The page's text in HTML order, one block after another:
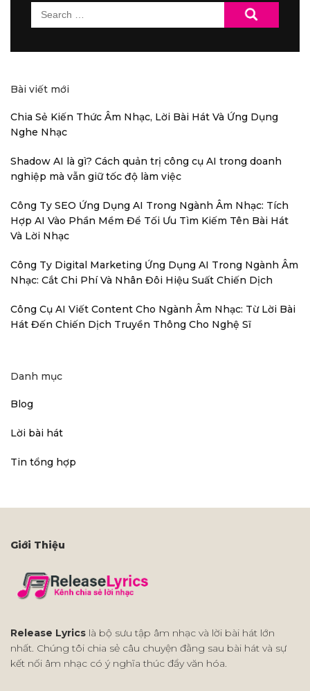
Search
for:
Bài viết mới
Chia Sẻ Kiến Thức Âm Nhạc, Lời Bài Hát Và Ứng Dụng
Nghe Nhạc
Shadow AI là gì? Cách quản trị công cụ AI trong doanh
nghiệp mà vẫn giữ tốc độ làm việc
Công Ty SEO Ứng Dụng AI Trong Ngành Âm Nhạc: Tích
Hợp AI Vào Phần Mềm Để Tối Ưu Tìm Kiếm Tên Bài Hát
Và Lời Nhạc
Công Ty Digital Marketing Ứng Dụng AI Trong Ngành Âm
Nhạc: Cắt Chi Phí Và Nhân Đôi Hiệu Suất Chiến Dịch
Công Cụ AI Viết Content Cho Ngành Âm Nhạc: Từ Lời Bài
Hát Đến Chiến Dịch Truyền Thông Cho Nghệ Sĩ
Danh mục
Blog
Lời bài hát
Tin tổng hợp
Giới Thiệu
Release Lyrics là bộ sưu tập âm nhạc và lời bài hát lớn
nhất. Chúng tôi chia sẻ câu chuyện đằng sau bài hát và sự
kết nối âm nhạc có ý nghĩa thúc đẩy văn hóa.